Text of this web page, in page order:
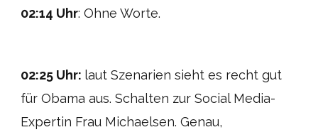
02:14 Uhr: Ohne Worte.
02:25 Uhr: laut Szenarien sieht es recht gut
für Obama aus. Schalten zur Social Media-
Expertin Frau Michaelsen. Genau,